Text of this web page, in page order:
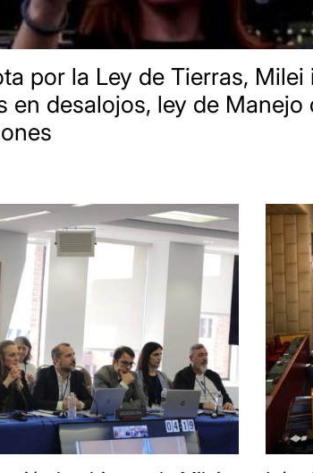
por la Ley de Tierras, Milei
en desalojos, ley de Manejo